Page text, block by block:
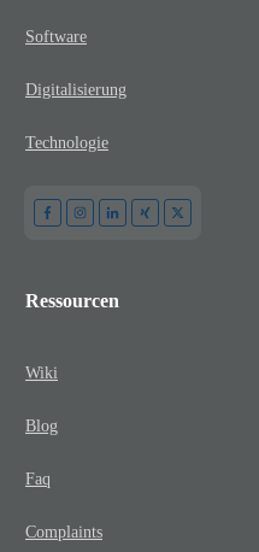
Software
Digitalisierung
Technologie
Ressourcen
Wiki
Blog
Faq
Complaints